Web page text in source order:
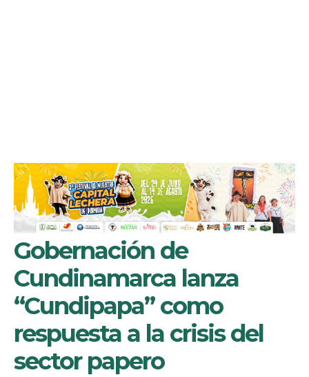
Gobernación de
Cundinamarca lanza
“Cundipapa” como
respuesta a la crisis del
sector papero